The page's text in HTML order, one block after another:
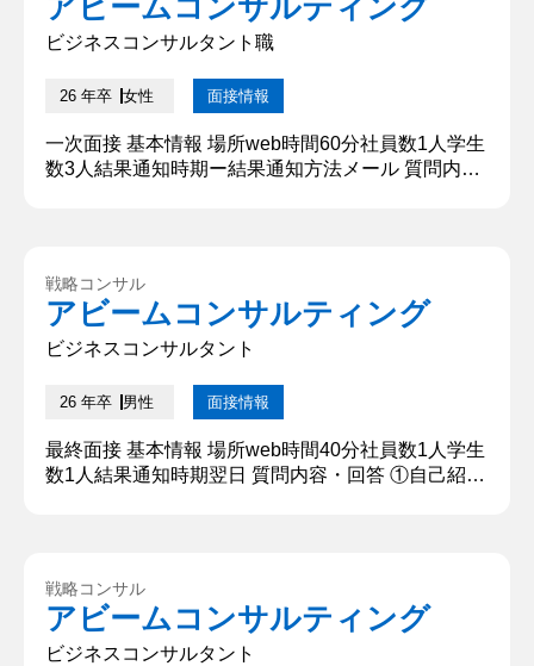
サークルが力を入れていなかった学外の□□イベント
に参加することで得...
ビジネスコンサルタント職
26 年卒 女性 面接情報
一次面接 基本情報 場所web時間60分社員数1人学生
数3人結果通知時期ー結果通知方法メール 質問内
スクリームの売上を上げる施策 売れ行きが落ち込む
と予想される冬にアイスクリームを流行させます。
具体的な施策として...
戦略コンサル
アビームコンサルティング
ビジネスコンサルタント
26 年卒 男性 面接情報
最終面接 基本情報 場所web時間40分社員数1人学生
数1人結果通知時期翌日 質問内容・回答 ①自己紹介
外のマネジメントで定量・定性の両面から仲間と目
標を実現できたと自負しております。このように組
織の現状を捉え、仲...
戦略コンサル
アビームコンサルティング
ビジネスコンサルタント